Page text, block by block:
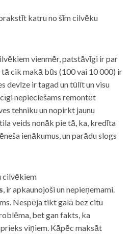
katru no šīm cilvēku
vienmēr, patstāvīgi ir par
cik makā būs (100 vai 10 000) ir
devīze ir tagad un tūlīt un visu
nepieciešams remontēt
tehniku un nopirkt jaunu
veids nonāk pie tā, ka, kredīta
ienākumus, un parādu slogs
cilvēkiem
, ir apkaunojoši un nepieņemami.
Nespēja tikt galā bez citu
bet gan fakts, ka
viņiem. Kāpēc maksāt